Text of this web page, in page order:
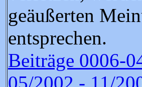
geäußerten
entsprechen.
Beiträge 0006-